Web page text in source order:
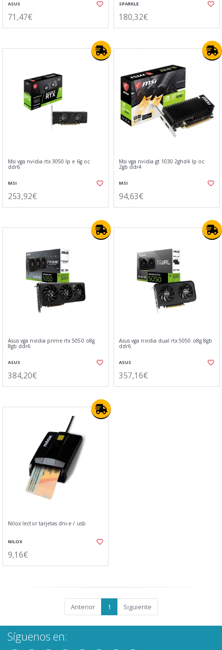
ASUS
71,47€
SPARKLE
180,32€
Msi vga nvidia rtx 3050 lp e 6g oc
ddr6
MSI
253,92€
Msi vga nvidia gt 1030 2ghd4 lp oc
2gb ddr4
MSI
94,63€
Asus vga nvidia prime rtx 5050 o8g
8gb ddr6
ASUS
384,20€
Asus vga nvidia dual rtx 5050 o8g 8gb
ddr6
ASUS
357,16€
Nilox lector tarjetas dni-e / usb
NILOX
9,16€
Anterior 1 Siguiente
Síguenos en: